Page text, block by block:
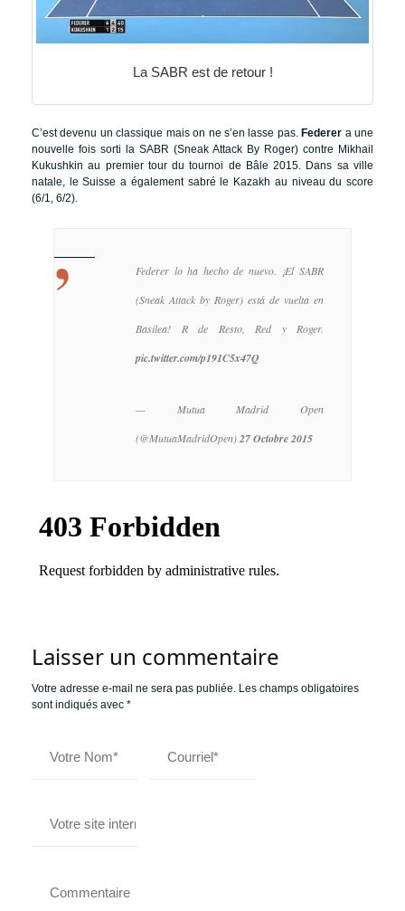
La SABR est de retour !
C’est devenu un classique mais on ne s’en lasse pas. Federer a une
nouvelle fois sorti la SABR (Sneak Attack By Roger) contre Mikhail
Kukushkin au premier tour du tournoi de Bâle 2015. Dans sa ville
natale, le Suisse a également sabré le Kazakh au niveau du score
(6/1, 6/2).
Federer lo ha hecho de nuevo. ¡El SABR
(Sneak Attack by Roger) está de vuelta en
Basilea! R de Resto, Red y Roger.
pic.twitter.com/p191C5x47Q
— Mutua Madrid Open
(@MutuaMadridOpen)27 Octobre 2015
Laisser un commentaire
Votre adresse e-mail ne sera pas publiée. Les champs obligatoires
sont indiqués avec *